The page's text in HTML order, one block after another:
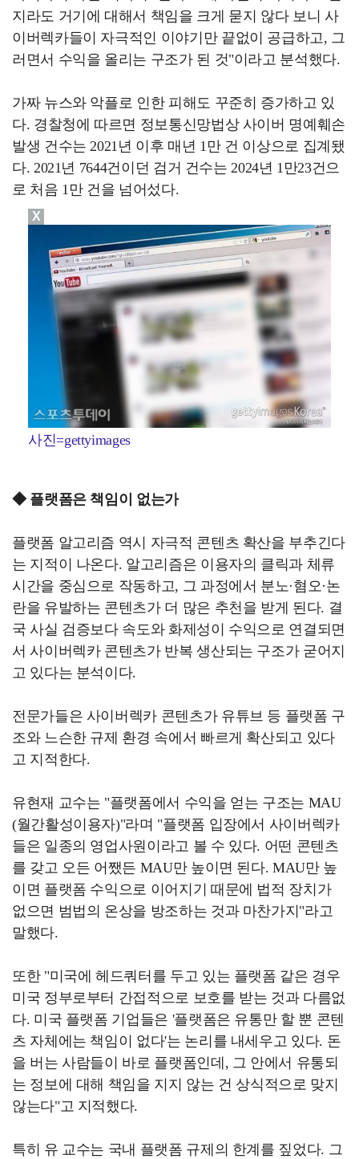
지라도 거기에 대해서 책임을 크게 묻지 않다 보니 사
이버렉카들이 자극적인 이야기만 끝없이 공급하고, 그
러면서 수익을 올리는 구조가 된 것"이라고 분석했다.
가짜 뉴스와 악플로 인한 피해도 꾸준히 증가하고 있
다. 경찰청에 따르면 정보통신망법상 사이버 명예훼손
발생 건수는 2021년 이후 매년 1만 건 이상으로 집계됐
다. 2021년 7644건이던 검거 건수는 2024년 1만23건으
로 처음 1만 건을 넘어섰다.
사진=gettyimages
◆ 플랫폼은 책임이 없는가
플랫폼 알고리즘 역시 자극적 콘텐츠 확산을 부추긴다
는 지적이 나온다. 알고리즘은 이용자의 클릭과 체류
시간을 중심으로 작동하고, 그 과정에서 분노·혐오·논
란을 유발하는 콘텐츠가 더 많은 추천을 받게 된다. 결
국 사실 검증보다 속도와 화제성이 수익으로 연결되면
서 사이버렉카 콘텐츠가 반복 생산되는 구조가 굳어지
고 있다는 분석이다.
전문가들은 사이버렉카 콘텐츠가 유튜브 등 플랫폼 구
조와 느슨한 규제 환경 속에서 빠르게 확산되고 있다
고 지적한다.
유현재 교수는 "플랫폼에서 수익을 얻는 구조는 MAU
(월간활성이용자)"라며 "플랫폼 입장에서 사이버렉카
들은 일종의 영업사원이라고 볼 수 있다. 어떤 콘텐츠
를 갖고 오든 어쨌든 MAU만 높이면 된다. MAU만 높
이면 플랫폼 수익으로 이어지기 때문에 법적 장치가
없으면 범법의 온상을 방조하는 것과 마찬가지"라고
말했다.
또한 "미국에 헤드쿼터를 두고 있는 플랫폼 같은 경우
미국 정부로부터 간접적으로 보호를 받는 것과 다름없
다. 미국 플랫폼 기업들은 '플랫폼은 유통만 할 뿐 콘텐
츠 자체에는 책임이 없다'는 논리를 내세우고 있다. 돈
을 버는 사람들이 바로 플랫폼인데, 그 안에서 유통되
는 정보에 대해 책임을 지지 않는 건 상식적으로 맞지
않는다"고 지적했다.
특히 유 교수는 국내 플랫폼 규제의 한계를 짚었다. 그
X